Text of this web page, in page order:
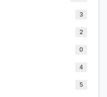
3
2
0
4
5